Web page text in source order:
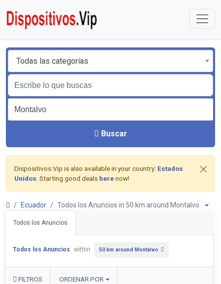
Todas las categorías
Buscar
Dispositivos.Vip is also available in your country: Estados
Unidos . Starting good deals herenow!
Ecuador Todos los Anuncios in 50 km around Montalvo
Todos los Anuncios
Todos los Anuncios within 50 km around Montalvo
FILTROS ORDENAR POR